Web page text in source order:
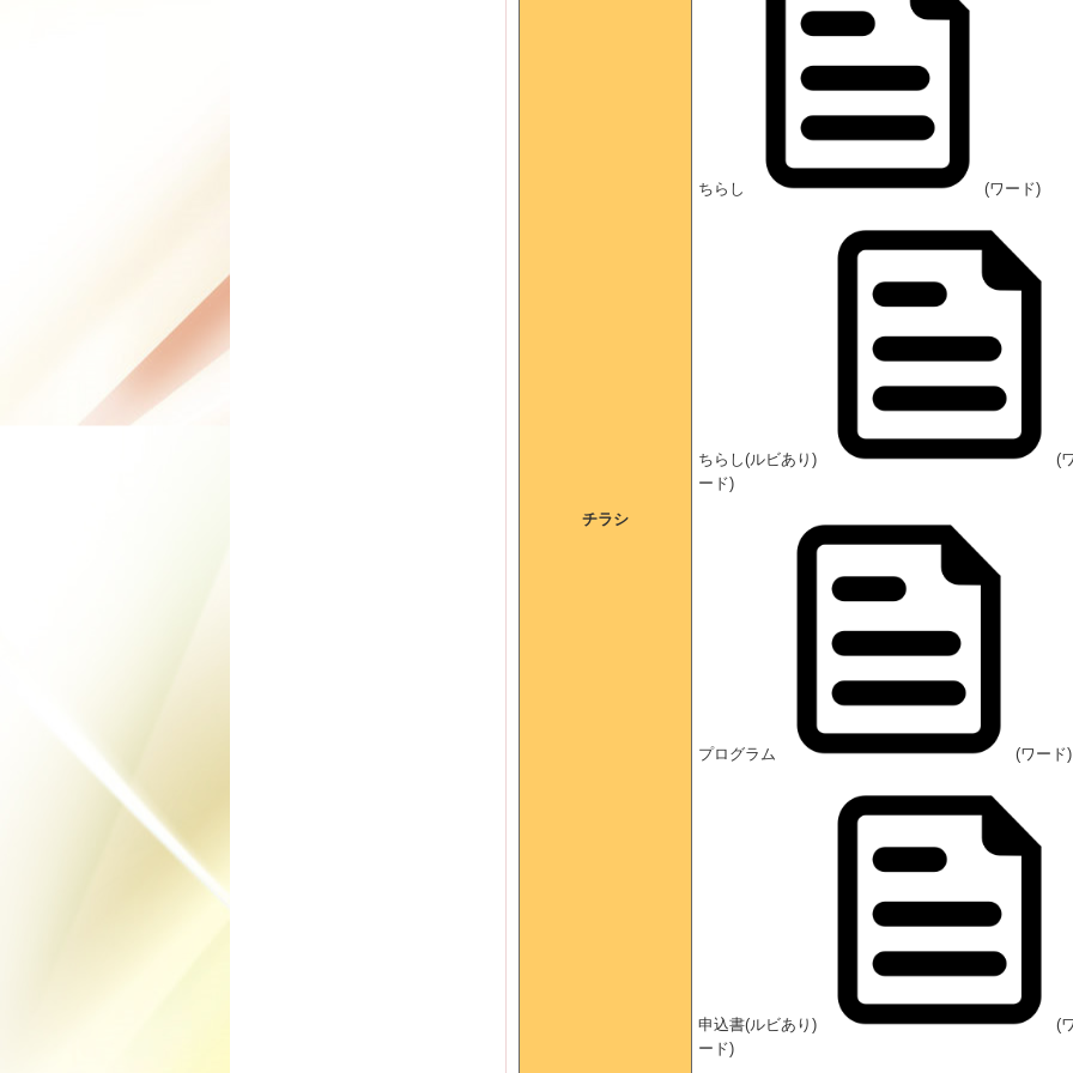
チラシ
ちらし (ワード)
ちらし(ルビあり)
(
ード)
プログラム (ワード)
申込書(ルビあり)
(
ード)